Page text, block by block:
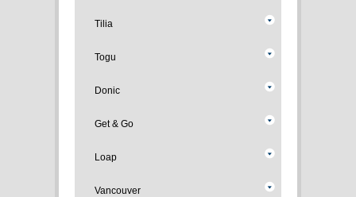
Tilia
Togu
Donic
Get & Go
Loap
Vancouver